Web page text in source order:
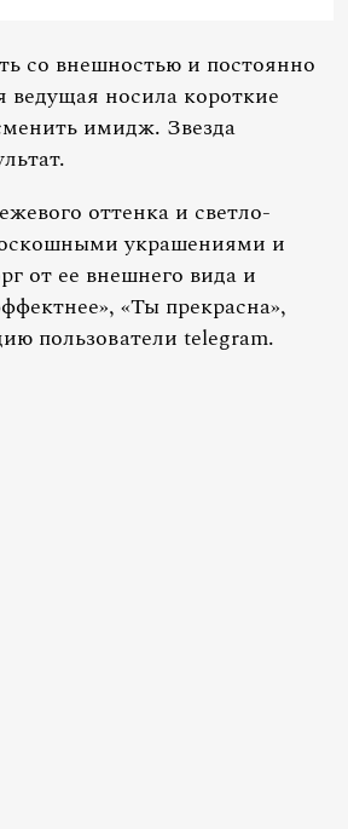
со внешностью и постоянно
носила короткие
имидж. Звезда
оттенка и светло-
украшениями и
от ее внешнего вида и
«Ты прекрасна»,
пользователи telegram.